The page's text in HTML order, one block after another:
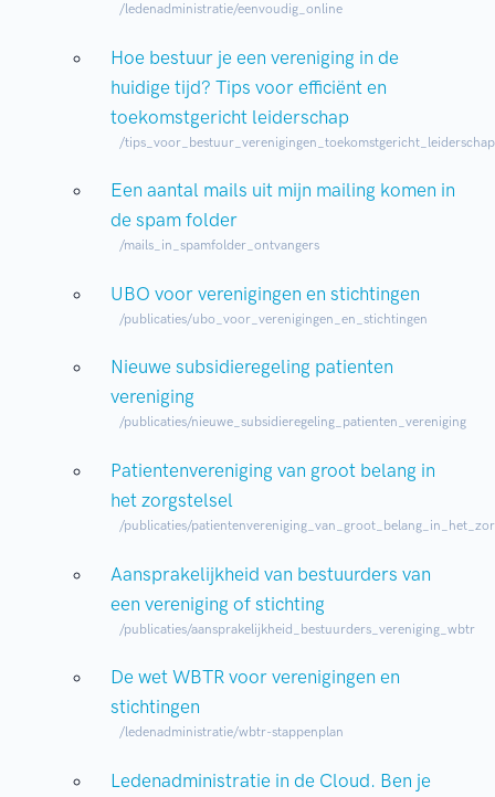
/ledenadministratie/eenvoudig_online
Hoe bestuur je een vereniging in de
huidige tijd? Tips voor efficiënt en
toekomstgericht leiderschap
/tips_voor_bestuur_verenigingen_toekomstgericht_leiderschap
Een aantal mails uit mijn mailing komen in
de spam folder
/mails_in_spamfolder_ontvangers
UBO voor verenigingen en stichtingen
/publicaties/ubo_voor_verenigingen_en_stichtingen
Nieuwe subsidieregeling patienten
vereniging
/publicaties/nieuwe_subsidieregeling_patienten_vereniging
Patientenvereniging van groot belang in
het zorgstelsel
/publicaties/
Aansprakelijkheid van bestuurders van
een vereniging of stichting
/publicaties/aansprakelijkheid_bestuurders_vereniging_wbtr
De wet WBTR voor verenigingen en
stichtingen
/ledenadministratie/wbtr-stappenplan
Ledenadministratie in de Cloud. Ben je